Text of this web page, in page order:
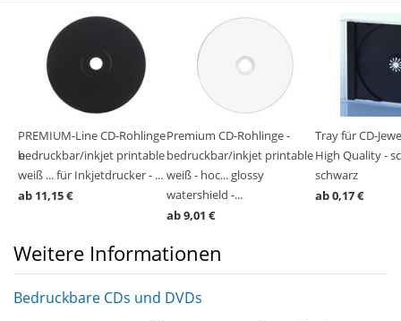
PREMIUM-Line CD-Rohlinge -
bedruckbar/inkjet printable
weiß ... für Inkjetdrucker - ...
ab 11,15 €
Premium CD-Rohlinge -
bedruckbar/inkjet printable
weiß - hoc... glossy
watershield -...
ab 9,01 €
Tray für CD-
High Quality -
schwarz
ab 0,17 €
Weitere Informationen
Bedruckbare CDs und DVDs